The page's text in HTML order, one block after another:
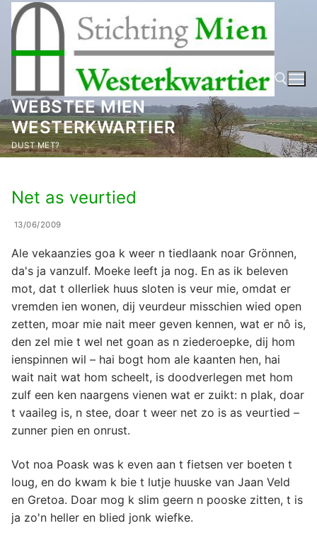
naar
inhoud
WEBSTEE MIEN
WESTERKWARTIER
DUST MET? Zoeken naar:
Net as veurtied
13/06/2009
Ale vekaanzies goa k weer n tiedlaank noar Grönnen,
da's ja vanzulf. Moeke leeft ja nog. En as ik beleven
mot, dat t ollerliek huus sloten is veur mie, omdat er
vremden ien wonen, dij veurdeur misschien wied open
zetten, moar mie nait meer geven kennen, wat er nô is,
den zel mie t wel net goan as n ziederoepke, dij hom
ienspinnen wil – hai bogt hom ale kaanten hen, hai
wait nait wat hom scheelt, is doodverlegen met hom
zulf een ken naargens vienen wat er zuikt: n plak, doar
t vaaileg is, n stee, doar t weer net zo is as veurtied –
zunner pien en onrust.
Vot noa Poask was k even aan t fietsen ver boeten t
loug, en do kwam k bie t lutje huuske van Jaan Veld
en Gretoa. Doar mog k slim geern n pooske zitten, t is
ja zo'n heller en blied jonk wiefke.